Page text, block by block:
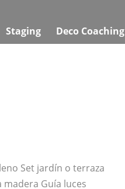
Staging Deco Coaching
Set jardín o terraza
Guía luces